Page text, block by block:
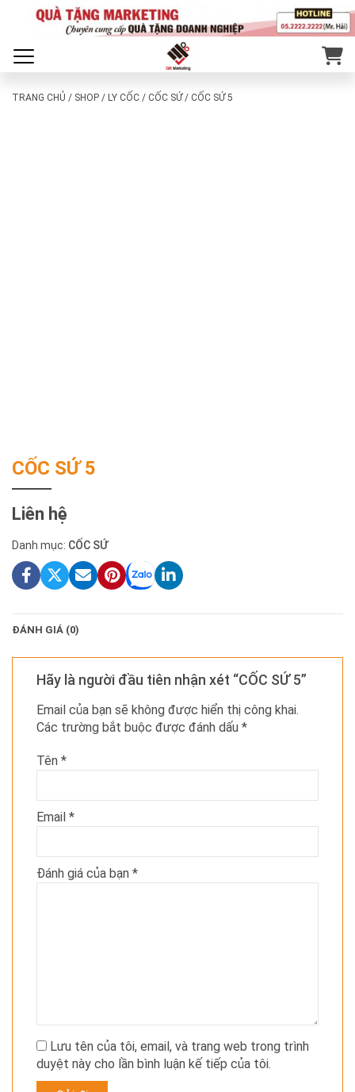
TRANG CHỦ / SHOP / LY CỐC / CỐC SỨ/ CỐC SỨ 5
CỐC SỨ 5
Liên hệ
Danh mục: CỐC SỨ
ĐÁNH GIÁ (0)
Hãy là người đầu tiên nhận xét “CỐC SỨ 5”
Email của bạn sẽ không được hiển thị công khai.
Các trường bắt buộc được đánh dấu *
Tên *
Email *
Đánh giá của bạn *
Lưu tên của tôi, email, và trang web trong trình
duyệt này cho lần bình luận kế tiếp của tôi.